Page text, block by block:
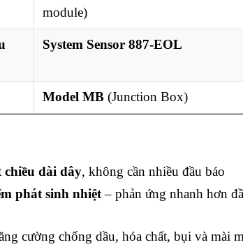
module)
System Sensor 887-EOL
Model MB (Junction Box)
chiều dài dây, không cần nhiều đầu báo
phát sinh nhiệt– phản ứng nhanh hơn
cường chống dầu, hóa chất, bụi và mài